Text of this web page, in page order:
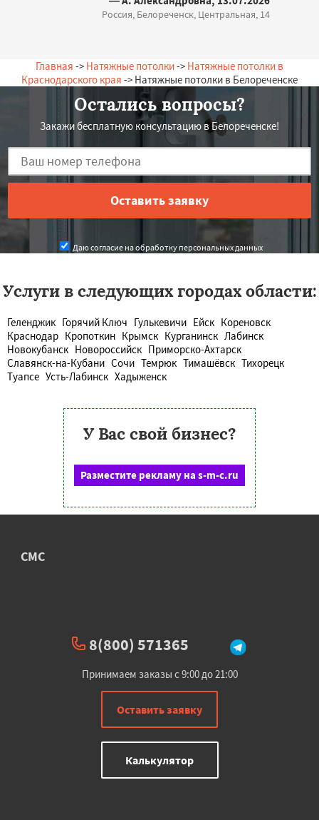
Россия, Белореченск, Центральная, 14
Главная -> Натяжные потолки-> Натяжные потолки в
Краснодарского края -> Натяжные потолки в Белореченске
Остались вопросы?
Закажи бесплатную консультацию в Белореченске!
Даю согласие на обработку персональных данных
Услуги в следующих городах области:
Геленджик Горячий Ключ Гулькевичи Ейск Кореновск
Краснодар Кропоткин Крымск Курганинск Лабинск
Новокубанск Новороссийск Приморско-Ахтарск
Славянск-на-Кубани Сочи Темрюк Тимашёвск Тихорецк
Туапсе Усть-Лабинск Хадыженск
У Вас свой бизнес?
Разместите рекламу на s-m-c.ru
СМС
8(800) 571365
Принимаем заказы с 9:00 до 21:00
Оставить заявку
Калькулятор